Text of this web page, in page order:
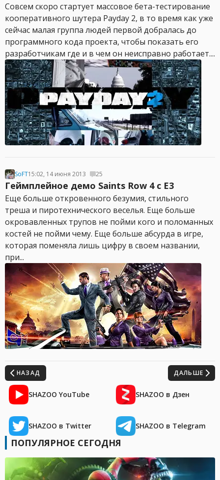
Совсем скоро стартует массовое бета-тестирование
кооперативного шутера Payday 2, в то время как уже
сейчас малая группа людей первой добралась до
программного кода проекта, чтобы показать его
разработчикам где и в чем он неисправно работает....
SoFT15:02, 14 июня 2013 25
Геймплейное демо Saints Row 4 с E3
Еще больше откровенного безумия, стильного
треша и пиротехнического веселья. Еще больше
окровавленных трупов не пойми кого и поломанных
костей не пойми чему. Еще больше абсурда в игре,
которая поменяла лишь цифру в своем названии,
при...
НАЗАД ДАЛЬШЕ
SHAZOO YouTube SHAZOO в Дзен
SHAZOO в Twitter SHAZOO в Telegram
ПОПУЛЯРНОЕ СЕГОДНЯ